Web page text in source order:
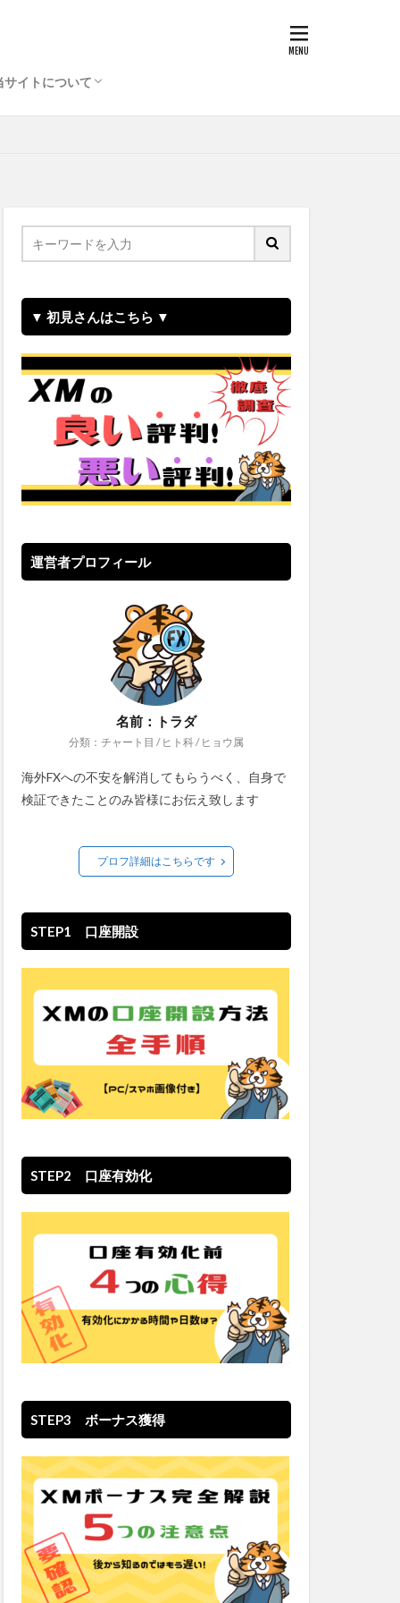
サイトについて
お問合せ
▼ 初見さんはこちら ▼
運営者プロフィール
名前：トラダ
分類：チャート目 / ヒト科 / ヒョウ属
海外FXへの不安を解消してもらうべく、自身で
検証できたことのみ皆様にお伝え致します
プロフ詳細はこちらです
STEP1 口座開設
STEP2 口座有効化
STEP3 ボーナス獲得